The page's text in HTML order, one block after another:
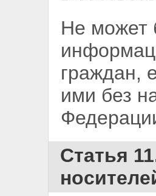
Не может
граждан,
ими без
Статья